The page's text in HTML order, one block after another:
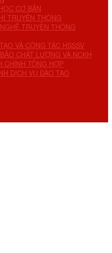
CƠ BẢN
TRUYỀN THÔNG
TRUYỀN THÔNG
VÀ CÔNG TÁC HSSSV
CHẤT LƯỢNG VÀ NCKH
CHÍNH TỔNG HỢP
DỊCH VỤ ĐÀO TẠO